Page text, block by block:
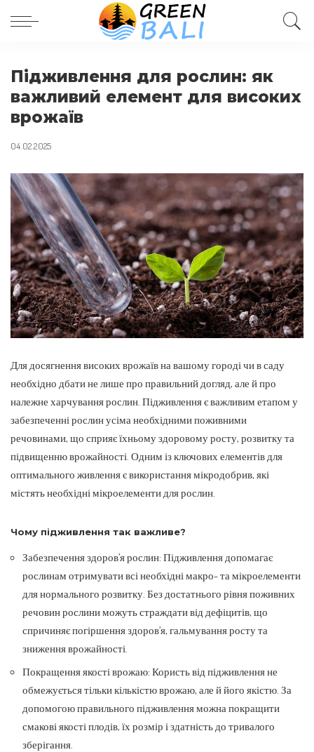
Підживлення для рослин: як
важливий елемент для високих
врожаїв
04.02.2025
Для досягнення високих врожаїв на вашому городі чи в саду
необхідно дбати не лише про правильний догляд, але й про
належне харчування рослин. Підживлення є важливим етапом у
забезпеченні рослин усіма необхідними поживними
речовинами, що сприяє їхньому здоровому росту, розвитку та
підвищенню врожайності. Одним із ключових елементів для
оптимального живлення є використання мікродобрив, які
містять необхідні мікроелементи для рослин.
Чому підживлення так важливе?
Забезпечення здоров’я рослин: Підживлення допомагає
рослинам отримувати всі необхідні макро- та мікроелементи
для нормального розвитку. Без достатнього рівня поживних
речовин рослини можуть страждати від дефіцитів, що
спричиняє погіршення здоров’я, гальмування росту та
зниження врожайності.
Покращення якості врожаю: Користь від підживлення не
обмежується тільки кількістю врожаю, але й його якістю. За
допомогою правильного підживлення можна покращити
смакові якості плодів, їх розмір і здатність до тривалого
зберігання.